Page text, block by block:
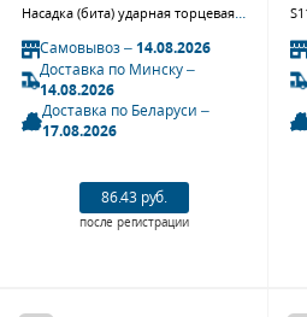
Насадка (бита) ударная торцевая KING TONY 601527M, 3/4", HEX, 27 мм, L = 87 мм
Самовывоз –14.08.2026
Доставка по Минску –
14.08.2026
Доставка по Беларуси –
17.08.2026
86.43 руб.
после регистрации